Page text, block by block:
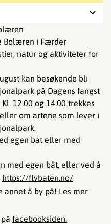
Bolæren i Færder
natur og aktiviteter for
kan besøkende bli
på Dagens fangst
12.00 og 14.00 trekkes
om artene som lever i
egen båt eller med
med egen båt, eller ved å
https://flybaten.no/
annet å by på! Les mer
facebooksiden.